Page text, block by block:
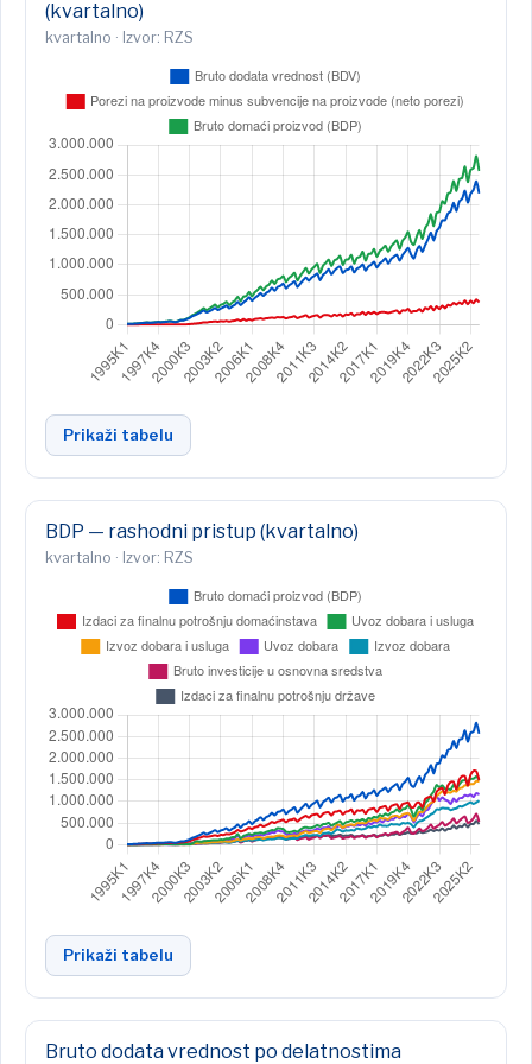
(kvartalno)
kvartalno · Izvor: RZS
Prikaži tabelu
BDP — rashodni pristup (kvartalno)
kvartalno · Izvor: RZS
Prikaži tabelu
Bruto dodata vrednost po delatnostima